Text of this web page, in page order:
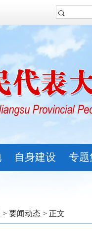
自身建设 专题
> 要闻动态 > 正文